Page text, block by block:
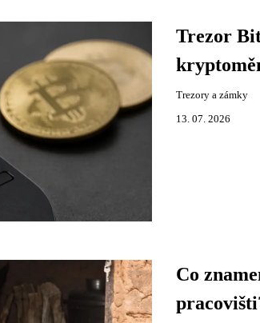
Trezor
Trezory a zámky
13. 07. 2026
Co